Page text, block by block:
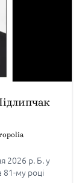
2026 р. Б. у
81-му році